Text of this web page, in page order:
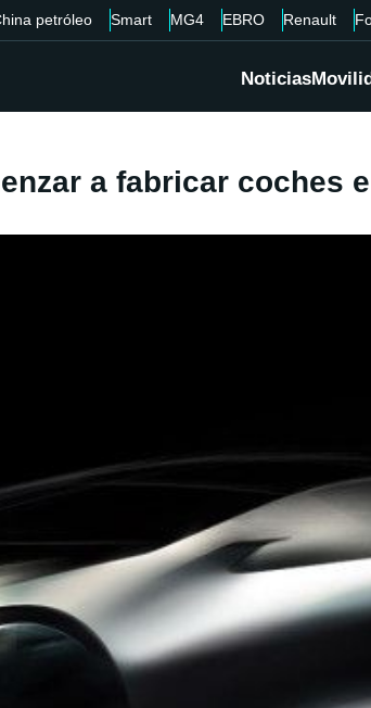
petróleo Smart MG4 EBRO Renault
Noticias
a fabricar coches